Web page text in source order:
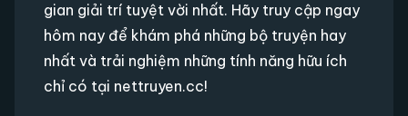
gian giải trí tuyệt vời nhất. Hãy truy cập ngay
hôm nay để khám phá những bộ truyện hay
nhất và trải nghiệm những tính năng hữu ích
chỉ có tại nettruyen.cc!